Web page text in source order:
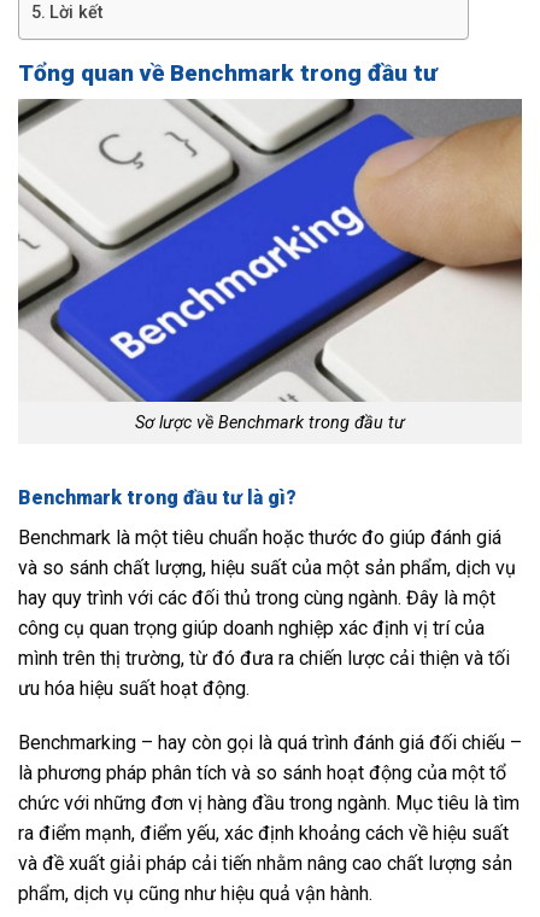
Lời kết
Tổng quan về Benchmark trong đầu tư
Sơ lược về Benchmark trong đầu tư
Benchmark trong đầu tư là gì?
Benchmark là một tiêu chuẩn hoặc thước đo giúp đánh giá
và so sánh chất lượng, hiệu suất của một sản phẩm, dịch vụ
hay quy trình với các đối thủ trong cùng ngành. Đây là một
công cụ quan trọng giúp doanh nghiệp xác định vị trí của
mình trên thị trường, từ đó đưa ra chiến lược cải thiện và tối
ưu hóa hiệu suất hoạt động.
Benchmarking – hay còn gọi là quá trình đánh giá đối chiếu –
là phương pháp phân tích và so sánh hoạt động của một tổ
chức với những đơn vị hàng đầu trong ngành. Mục tiêu là tìm
ra điểm mạnh, điểm yếu, xác định khoảng cách về hiệu suất
và đề xuất giải pháp cải tiến nhằm nâng cao chất lượng sản
phẩm, dịch vụ cũng như hiệu quả vận hành.